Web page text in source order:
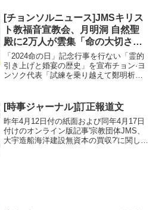
の嘆願を提起してくれという文を載せ論
難になっている。...
[チョンソルニュース]JMSキリス
ト教福音宣教会、月明洞 自然聖
殿に2万人が雲集「命の大切さ」
を再確認
「2024命の日」記念行事を行ない「霊的
引き上げと婚宴の歴史」を宣布チョン·ヨ
ンソク代表「試練を乗り越えて鄭明析
が3月16日、忠清南道錦山月明洞の自然聖
殿で「命の日」...
[時事ジャーナル]訂正報道文
昨年4月12日付の紙面および同年4月17日
付けのオンライン版記事'宗教団体JMS、
大宇造船海洋建設無資本の買収?'に関し